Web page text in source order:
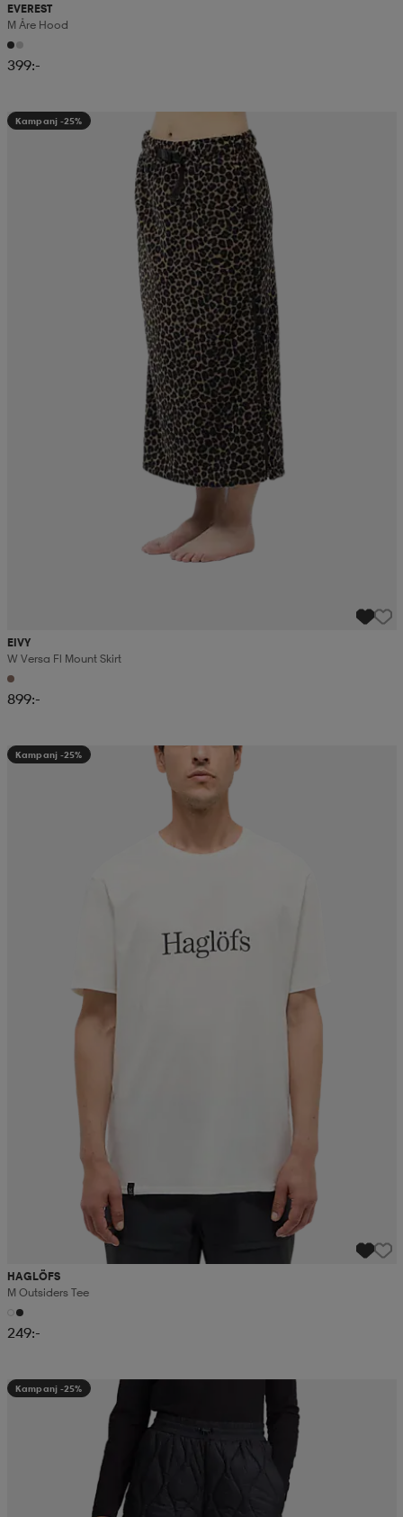
EVEREST
M Åre Hood
399:-
Kampanj -25%
EIVY
W Versa Fl Mount Skirt
899:-
Kampanj -25%
HAGLÖFS
M Outsiders Tee
249:-
Kampanj -25%